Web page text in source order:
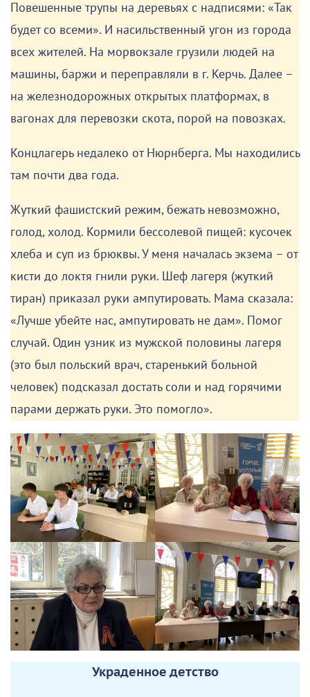
Повешенные трупы на деревьях с надписями: «Так
будет со всеми». И насильственный угон из города
всех жителей. На морвокзале грузили людей на
машины, баржи и переправляли в г. Керчь. Далее –
на железнодорожных открытых платформах, в
вагонах для перевозки скота, порой на повозках.
Концлагерь недалеко от Нюрнберга. Мы находились
там почти два года.
Жуткий фашистский режим, бежать невозможно,
голод, холод. Кормили бессолевой пищей: кусочек
хлеба и суп из брюквы. У меня началась экзема – от
кисти до локтя гнили руки. Шеф лагеря (жуткий
тиран) приказал руки ампутировать. Мама сказала:
«Лучше убейте нас, ампутировать не дам». Помог
случай. Один узник из мужской половины лагеря
(это был польский врач, старенький больной
человек) подсказал достать соли и над горячими
парами держать руки. Это помогло».
Украденное детство